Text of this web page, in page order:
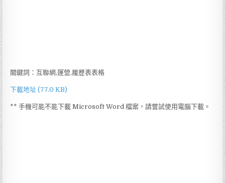
關鍵詞：互聯網,運營,履歷表表格
下載地址 (77.0 KB)
** 手機可能不能下載 Microsoft Word 檔案，請嘗試使用電腦下載。